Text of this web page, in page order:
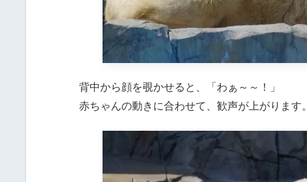
背中から顔を覗かせると、「わぁ～～！」
赤ちゃんの動きに合わせて、歓声が上がります。